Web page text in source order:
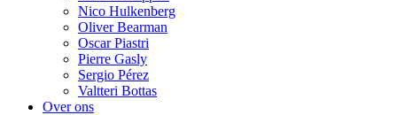
Nico Hulkenberg
Oliver Bearman
Oscar Piastri
Pierre Gasly
Sergio Pérez
Valtteri Bottas
Over ons